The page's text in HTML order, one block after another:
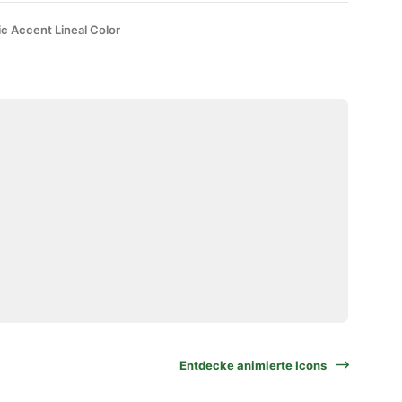
Accent Lineal Color
Entdecke animierte Icons